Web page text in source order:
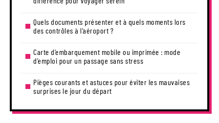
Quels documents présenter et à quels moments lors
des contrôles à l’aéroport ?
Carte d’embarquement mobile ou imprimée : mode
d’emploi pour un passage sans stress
Pièges courants et astuces pour éviter les mauvaises
surprises le jour du départ